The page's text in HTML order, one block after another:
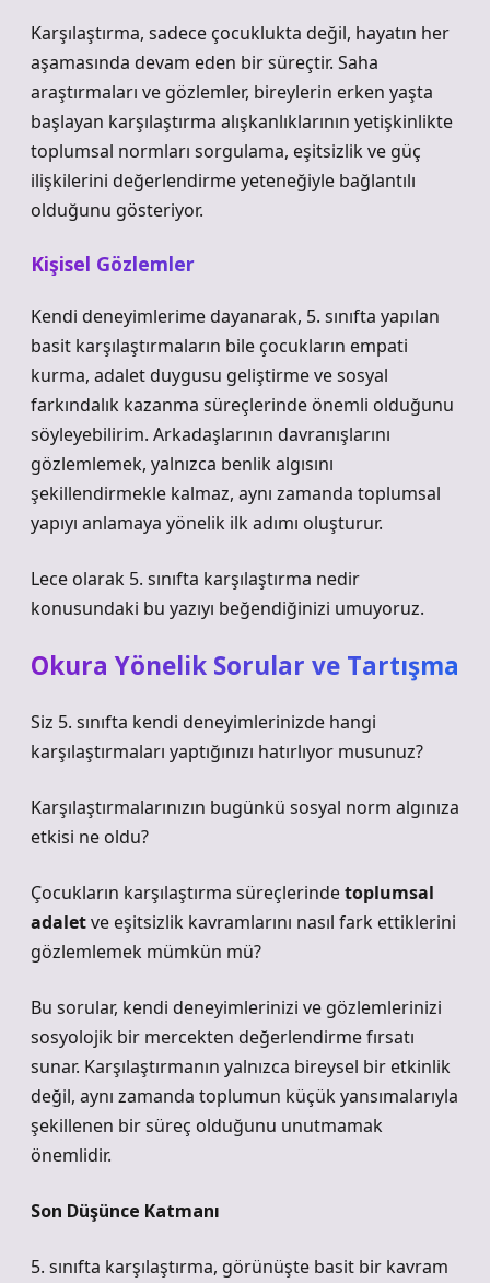
Karşılaştırma, sadece çocuklukta değil, hayatın her
aşamasında devam eden bir süreçtir. Saha
araştırmaları ve gözlemler, bireylerin erken yaşta
başlayan karşılaştırma alışkanlıklarının yetişkinlikte
toplumsal normları sorgulama, eşitsizlikve güç
ilişkilerini değerlendirme yeteneğiyle bağlantılı
olduğunu gösteriyor.
Kişisel Gözlemler
Kendi deneyimlerime dayanarak, 5. sınıfta yapılan
basit karşılaştırmaların bile çocukların empati
kurma, adalet duygusu geliştirme ve sosyal
farkındalık kazanma süreçlerinde önemli olduğunu
söyleyebilirim. Arkadaşlarının davranışlarını
gözlemlemek, yalnızca benlik algısını
şekillendirmekle kalmaz, aynı zamanda toplumsal
yapıyı anlamaya yönelik ilk adımı oluşturur.
Lece olarak 5. sınıfta karşılaştırma nedir
konusundaki bu yazıyı beğendiğinizi umuyoruz.
Okura Yönelik Sorular ve Tartışma
Siz 5. sınıfta kendi deneyimlerinizde hangi
karşılaştırmaları yaptığınızı hatırlıyor musunuz?
Karşılaştırmalarınızın bugünkü sosyal norm algınıza
etkisi ne oldu?
Çocukların karşılaştırma süreçlerindetoplumsal
adaletve eşitsizlik kavramlarını nasıl fark ettiklerini
gözlemlemek mümkün mü?
Bu sorular, kendi deneyimlerinizi ve gözlemlerinizi
sosyolojik bir mercekten değerlendirme fırsatı
sunar. Karşılaştırmanın yalnızca bireysel bir etkinlik
değil, aynı zamanda toplumun küçük yansımalarıyla
şekillenen bir süreç olduğunu unutmamak
önemlidir.
Son Düşünce Katmanı
5. sınıfta karşılaştırma, görünüşte basit bir kavram